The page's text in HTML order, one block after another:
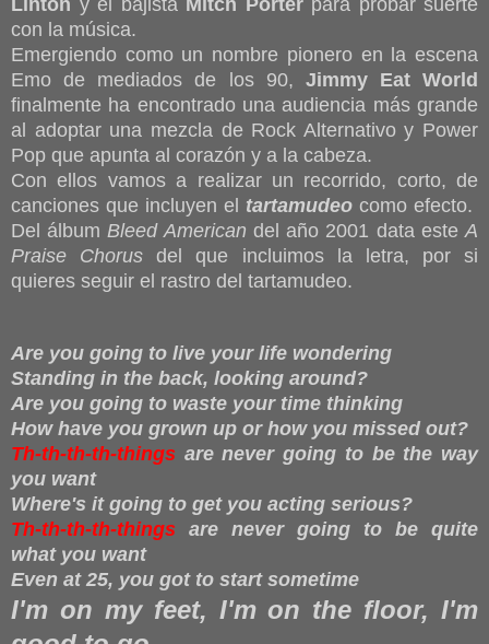
Linton y el bajista Mitch Porterpara probar suerte
con la música.
Emergiendo como un nombre pionero en la escena
Emo de mediados de los 90, Jimmy Eat World
finalmente ha encontrado una audiencia más grande
al adoptar una mezcla de Rock Alternativo y Power
Pop que apunta al corazón y a la cabeza.
Con ellos vamos a realizar un recorrido, corto, de
canciones que incluyen el tartamudeo como efecto.
Del álbumBleed American del año 2001 data esteA
Praise Chorus del que incluimos la letra, por si
quieres seguir el rastro del tartamudeo.
Are you going to live your life wondering
Standing in the back, looking around?
Are you going to waste your time thinking
How have you grown up or how you missed out?
Th-th-th-th-things are never going to be the way
you want
Where's it going to get you acting serious?
Th-th-th-th-things are never going to be quite
what you want
Even at 25, you got to start sometime
I'm on my feet, I'm on the floor, I'm